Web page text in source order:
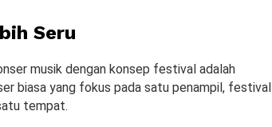
Seru
musik dengan konsep festival adalah
biasa yang fokus pada satu penampil, festival
tempat.